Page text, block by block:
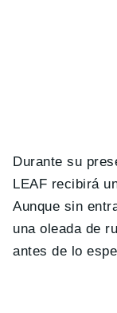
Durante su
LEAF recibirá
Aunque sin
una oleada de
antes de lo